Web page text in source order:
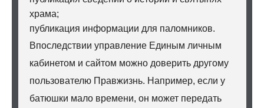
храма;
публикация информации для паломников.
Впоследствии управление Единым личным
кабинетом и сайтом можно доверить другому
пользователю Правжизнь. Например, если у
батюшки мало времени, он может передать